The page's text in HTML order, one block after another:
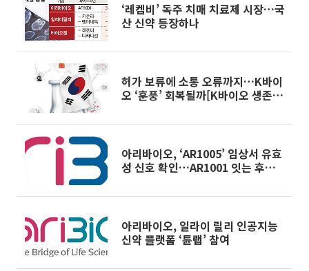
‘레켐비’ 독주 치매 치료제 시장…국
산 신약 등장하나
허가 보류에 소통 오류까지…K바이
오 ‘훈풍’ 회복될까[K바이오 생존전
아리바이오, ‘AR1005’ 임상서 유효
성 신호 확인…AR1001 잇는 후속
아리바이오, 일라이 릴리 인공지능
신약 플랫폼 ‘튠랩’ 참여